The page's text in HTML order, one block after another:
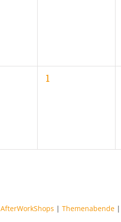
0
1
AfterWorkShops | Themenabende |